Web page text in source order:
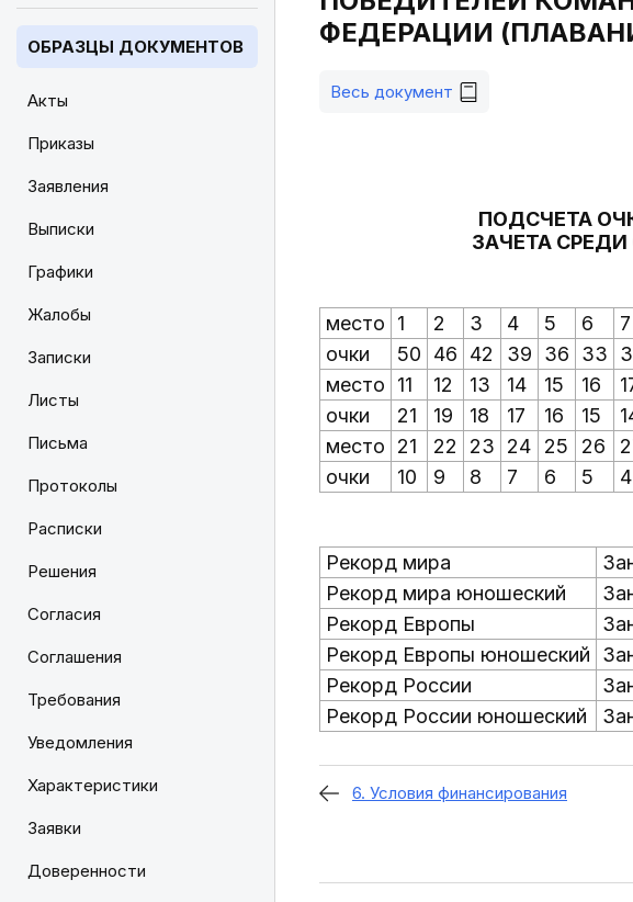
ОБРАЗЦЫ ДОКУМЕНТОВ
Акты
Приказы
Заявления
Выписки
Графики
Жалобы
Записки
Листы
Письма
Протоколы
Расписки
Решения
Согласия
Соглашения
Требования
Уведомления
Характеристики
Заявки
Доверенности
ФЕДЕРАЦИИ
Весь документ
ПОДСЧЕТА
ЗАЧЕТА
место 1 2 3 4 5 6 7
очки
50 46 42 39 36 33
место
11 12 13 14 15 16
очки
21 19 18 17 16 15
место
21 22 23 24 25 26
очки
10 9 8 7 6 5 4
Рекорд мира
Рекорд мира юношеский
Рекорд Европы
Рекорд Европы юношеский
Рекорд России
Рекорд России юношеский
6. Условия финансирования